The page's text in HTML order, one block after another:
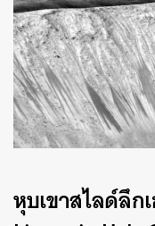
หุบเขาสไลด์ลึก